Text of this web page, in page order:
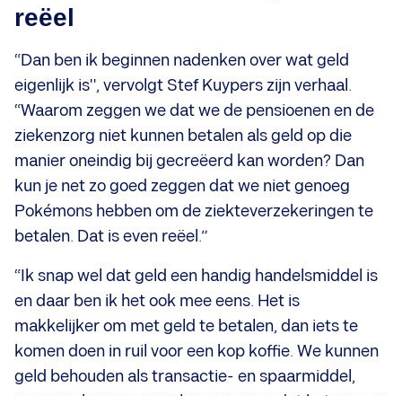
reëel
“Dan ben ik beginnen nadenken over wat geld
eigenlijk is", vervolgt Stef Kuypers zijn verhaal.
“Waarom zeggen we dat we de pensioenen en de
ziekenzorg niet kunnen betalen als geld op die
manier oneindig bij gecreëerd kan worden? Dan
kun je net zo goed zeggen dat we niet genoeg
Pokémons hebben om de ziekteverzekeringen te
betalen. Dat is even reëel.”
“Ik snap wel dat geld een handig handelsmiddel is
en daar ben ik het ook mee eens. Het is
makkelijker om met geld te betalen, dan iets te
komen doen in ruil voor een kop koffie. We kunnen
geld behouden als transactie- en spaarmiddel,